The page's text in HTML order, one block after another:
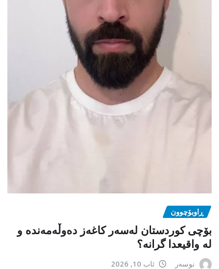
ڕاوبۆچوون
بۆچی کوردستان لەسەر کاغەز دەوڵەمەندە و
لە واقیعدا گرانە؟
نوسەر ئاب 10, 2026